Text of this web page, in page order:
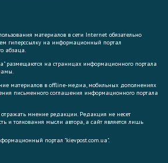
материалов в сети Internet обязательно
гиперссылку на информационный портал
абзаца.
размещаются на страницах информационного портала
материалов в offline-медиа, мобильных дополнениях
письменного соглашения информационного портала
мнение редакции. Редакция не несет
и толкования мысли автора, а сайт является лишь
портал "kievpost.com.ua".